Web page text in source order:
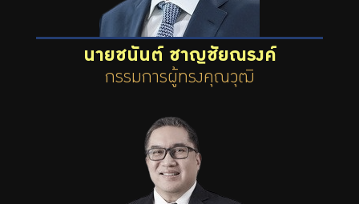
นายชนันต์ ชาญชัยณรงค์
กรรมการผู้ทรงคุณวุฒิ